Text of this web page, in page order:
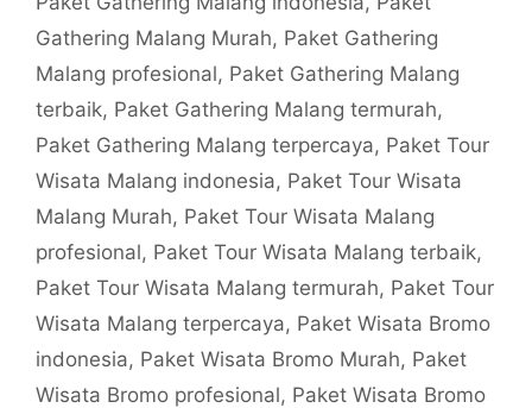
Gathering Malang Murah, Paket Gathering
Malang profesional, Paket Gathering Malang
terbaik, Paket Gathering Malang termurah,
Paket Gathering Malang terpercaya, Paket Tour
Wisata Malang indonesia, Paket Tour Wisata
Malang Murah, Paket Tour Wisata Malang
profesional, Paket Tour Wisata Malang terbaik,
Paket Tour Wisata Malang termurah, Paket Tour
Wisata Malang terpercaya, Paket Wisata Bromo
indonesia, Paket Wisata Bromo Murah, Paket
Wisata Bromo profesional, Paket Wisata Bromo